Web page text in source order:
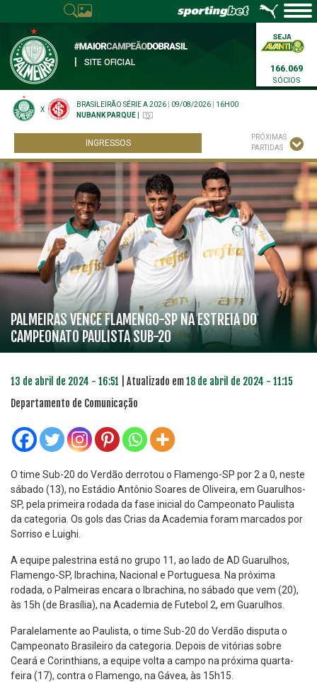
SITE OFICIAL
166.069
SÓCIOS
X
BRASILEIRÃO SÉRIE A 2026 09/08/2026
16H00
NUBANK PARQUE
INGRESSOS
PRÓXIMAS
PARTIDAS
PALMEIRAS VENCE FLAMENGO-SP NA ESTREIA DO
CAMPEONATO PAULISTA SUB-20
13 de abril de 2024 - 16:51 | Atualizado em18 de abril de 2024 - 11:15
Departamento de Comunicação
O time Sub-20 do Verdão derrotou o Flamengo-SP por 2 a 0, neste
sábado (13), no Estádio Antônio Soares de Oliveira, em Guarulhos-
SP, pela primeira rodada da fase inicial do Campeonato Paulista
da categoria. Os gols das Crias da Academia foram marcados por
Sorriso e Luighi.
A equipe palestrina está no grupo 11, ao lado de AD Guarulhos,
Flamengo-SP, Ibrachina, Nacional e Portuguesa. Na próxima
rodada, o Palmeiras encara o Ibrachina, no sábado que vem (20),
às 15h (de Brasília), na Academia de Futebol 2, em Guarulhos.
Paralelamente ao Paulista, o time Sub-20 do Verdão disputa o
Campeonato Brasileiro da categoria. Depois de vitórias sobre
Ceará e Corinthians, a equipe volta a campo na próxima quarta-
feira (17), contra o Flamengo, na Gávea, às 15h15.